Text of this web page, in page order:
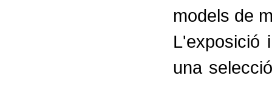
models de
L'exposició
una